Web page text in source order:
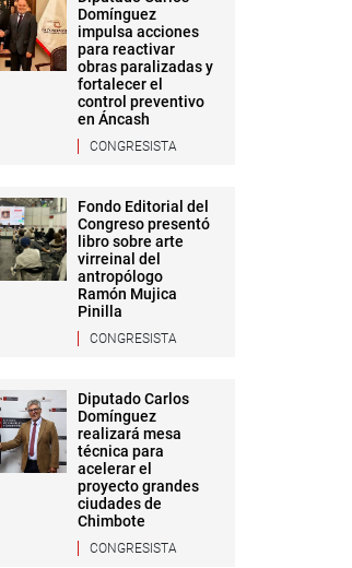
Domínguez
impulsa acciones
para reactivar
obras paralizadas y
fortalecer el
control preventivo
en Áncash
CONGRESISTA
Fondo Editorial del
Congreso presentó
libro sobre arte
virreinal del
antropólogo
Ramón Mujica
Pinilla
CONGRESISTA
Diputado Carlos
Domínguez
realizará mesa
técnica para
acelerar el
proyecto grandes
ciudades de
Chimbote
CONGRESISTA